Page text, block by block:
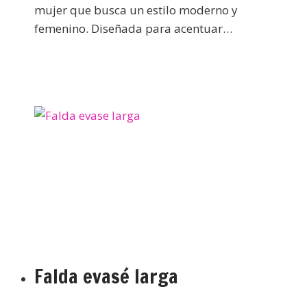
mujer que busca un estilo moderno y
femenino. Diseñada para acentuar…
Falda evasé larga